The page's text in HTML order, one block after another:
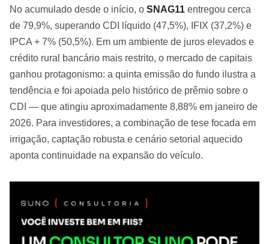
No acumulado desde o início, o SNAG11 entregou cerca
de 79,9%, superando CDI líquido (47,5%), IFIX (37,2%) e
IPCA + 7% (50,5%). Em um ambiente de juros elevados e
crédito rural bancário mais restrito, o mercado de capitais
ganhou protagonismo: a quinta emissão do fundo ilustra a
tendência e foi apoiada pelo histórico de prêmio sobre o
CDI — que atingiu aproximadamente 8,88% em janeiro de
2026. Para investidores, a combinação de tese focada em
irrigação, captação robusta e cenário setorial aquecido
aponta continuidade na expansão do veículo.